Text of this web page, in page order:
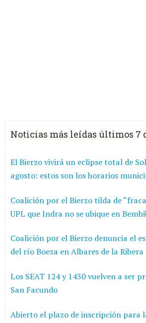
Noticias más leídas últimos 7
El Bierzo vivirá un eclipse total de
agosto: estos son los horarios
Coalición por el Bierzo tilda de
UPL que Indra no se ubique en
Coalición por el Bierzo denuncia el
del río Boeza en Albares de la Ribera
Los SEAT 124 y 1430 vuelven a ser
San Facundo
Abierto el plazo de inscripción para